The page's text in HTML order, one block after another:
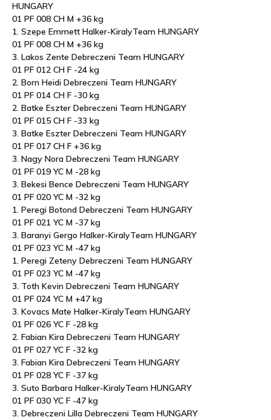
HUNGARY
01 PF 008 CH M +36 kg
1. Szepe Emmett Halker-KiralyTeam HUNGARY
01 PF 008 CH M +36 kg
3. Lakos Zente Debreczeni Team HUNGARY
01 PF 012 CH F -24 kg
2. Born Heidi Debreczeni Team HUNGARY
01 PF 014 CH F -30 kg
2. Batke Eszter Debreczeni Team HUNGARY
01 PF 015 CH F -33 kg
3. Batke Eszter Debreczeni Team HUNGARY
01 PF 017 CH F +36 kg
3. Nagy Nora Debreczeni Team HUNGARY
01 PF 019 YC M -28 kg
3. Bekesi Bence Debreczeni Team HUNGARY
01 PF 020 YC M -32 kg
1. Peregi Botond Debreczeni Team HUNGARY
01 PF 021 YC M -37 kg
3. Baranyi Gergo Halker-KiralyTeam HUNGARY
01 PF 023 YC M -47 kg
1. Peregi Zeteny Debreczeni Team HUNGARY
01 PF 023 YC M -47 kg
3. Toth Kevin Debreczeni Team HUNGARY
01 PF 024 YC M +47 kg
3. Kovacs Mate Halker-KiralyTeam HUNGARY
01 PF 026 YC F -28 kg
2. Fabian Kira Debreczeni Team HUNGARY
01 PF 027 YC F -32 kg
3. Fabian Kira Debreczeni Team HUNGARY
01 PF 028 YC F -37 kg
3. Suto Barbara Halker-KiralyTeam HUNGARY
01 PF 030 YC F -47 kg
3. Debreczeni Lilla Debreczeni Team HUNGARY